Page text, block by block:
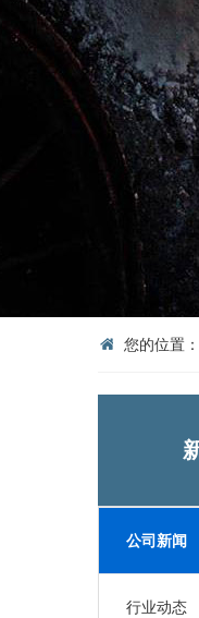
您的位置：
公司新闻
行业动态